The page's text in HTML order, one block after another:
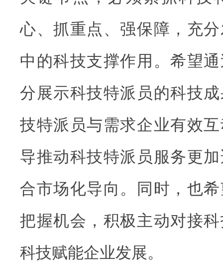
心、抓重点、强保障，充
中的科技支撑作用。希望
分展示科技特派员的科技
技特派员与需求企业有效
导推动科技特派员服务更
合市场化导向。同时，也
把握机会，积极主动对接
科技赋能企业发展。